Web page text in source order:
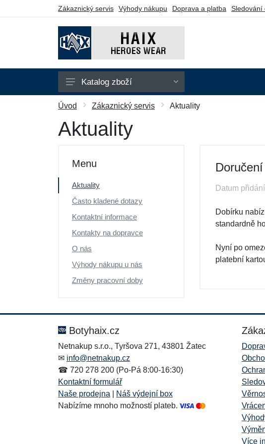
Zákaznický servis Výhody nákupu Doprava a platba Sledování
Taktická obuv
Pracovní obuv
Sportovní obuv
Katalog zboží
Úvod Zákaznický servis Aktuality
Aktuality
Menu
Aktuality
Často kladené dotazy
Kontaktní informace
Kontakty na dopravce
O nás
Výhody nákupu u nás
Změny pracovní doby
Datum
Dobírku
standardně
Nyní po
platební
Botyhaix.cz
Netnakup s.r.o., Tyršova 271, 43801 Žatec
✉ info@netnakup.cz
☎ 720 278 200 (Po-Pá 8:00-16:30)
Kontaktní formulář
Naše prodejna
Náš výdejní box
Nabízíme mnoho možností plateb.
Více